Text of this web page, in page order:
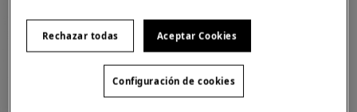
Rechazar todas Aceptar Cookies
Configuración de cookies